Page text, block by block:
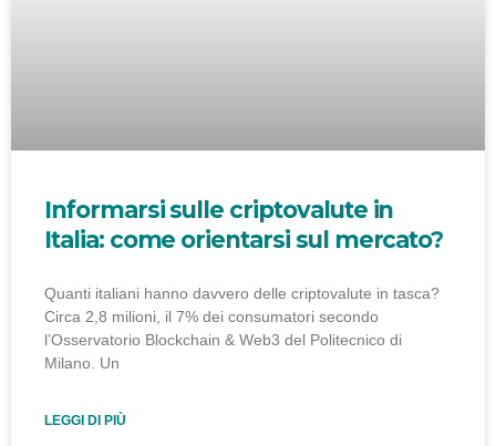
Informarsi sulle criptovalute in
Italia: come orientarsi sul mercato?
Quanti italiani hanno davvero delle criptovalute in tasca?
Circa 2,8 milioni, il 7% dei consumatori secondo
l’Osservatorio Blockchain & Web3 del Politecnico di
Milano. Un
LEGGI DI PIÙ